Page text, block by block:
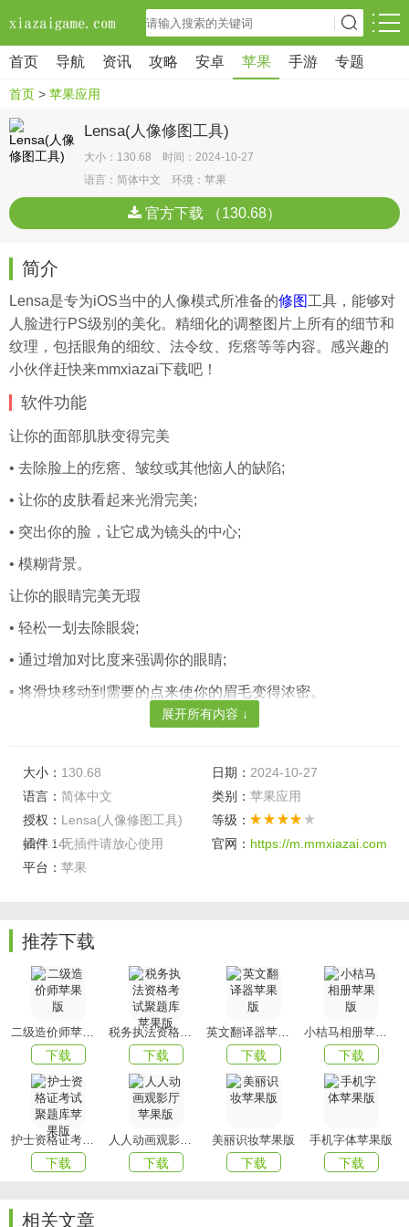
首页 导航 资讯 攻略 安卓 苹果 手游 专题
首页 > 苹果应用
Lensa(人像修图工具)
大小：130.68 时间：2024-10-27
语言：简体中文 环境：苹果
官方下载 （130.68）
简介
Lensa是专为iOS当中的人像模式所准备的修图工具，能够对
人脸进行PS级别的美化。精细化的调整图片上所有的细节和
纹理，包括眼角的细纹、法令纹、疙瘩等等内容。感兴趣的
小伙伴赶快来mmxiazai下载吧！
软件功能
让你的面部肌肤变得完美
• 去除脸上的疙瘩、皱纹或其他恼人的缺陷;
• 让你的皮肤看起来光滑完美;
• 突出你的脸，让它成为镜头的中心;
• 模糊背景。
让你的眼睛完美无瑕
• 轻松一划去除眼袋;
• 通过增加对比度来强调你的眼睛;
• 将滑块移动到需要的点来使你的眉毛变得浓密。
• 让你的嘴唇显得活力十足，让它们更加亮丽饱满;
• 为你的自拍调整出完美的光线。
调整背景
• 只需移动一个滑块，就可以将背景设置为动态，从而为你的
自拍添加动态效果;
• 添加 Petzval 镜头效果，确保你是自己拍摄的明星。
额外优势功能
• 如果你时间紧张，你可以使用 Auto Adjust 让应用为你完成
一切;
• 增加或减少选定元素的曝光，以调整其在图片中的角色;
• 通过调整色彩强度，使你的照片显露出欢乐、个性、悲伤，
或添加任何其他情感;
• 调整饱和度以强调你想要强调的;
展开所有内容 ↓
大小： 130.68 日期： 2024-10-27
语言： 简体中文 类别： 苹果应用
授权： Lensa(人像修图工具)
v2.7.14
等级：
插件：无插件请放心使用 官网： https://m.mmxiazai.com
平台： 苹果
推荐下载
二级造价师苹果版
下载
税务执法资格考试聚题库苹果版
下载
英文翻译器苹果版
下载
小桔马相册苹果版
下载
护士资格证考试聚题库苹果版
下载
人人动画观影厅苹果版
下载
美丽识妆苹果版
下载
手机字体苹果版
下载
相关文章